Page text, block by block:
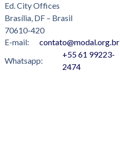
Ed. City Offices
Brasília, DF – Brasil
70610-420
E-mail:
contato@modal.org.br
Whatsapp:
+55 61 99223-
2474